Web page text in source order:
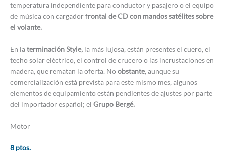
temperatura independiente para conductor y pasajero o el equipo
de música con cargador frontal de CD con mandos satélites sobre
el volante.
En laterminación Style, la más lujosa, están presentes el cuero, el
techo solar eléctrico, el control de crucero o las incrustaciones en
madera, que rematan la oferta. Noobstante, aunque su
comercialización está prevista para este mismo mes, algunos
elementos de equipamiento están pendientes de ajustes por parte
del importador español; el Grupo Bergé.
Motor
8 ptos.